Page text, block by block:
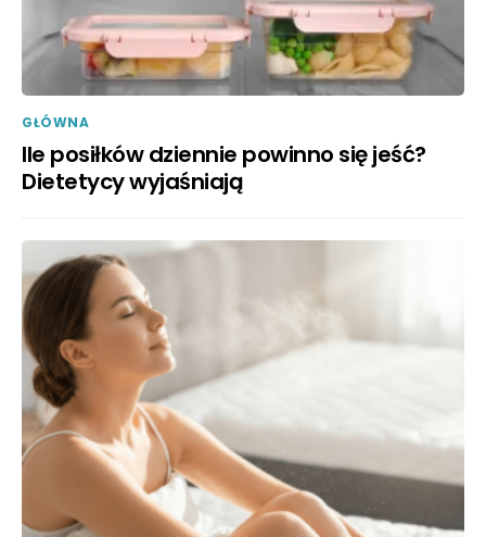
GŁÓWNA
Ile posiłków dziennie powinno się jeść?
Dietetycy wyjaśniają